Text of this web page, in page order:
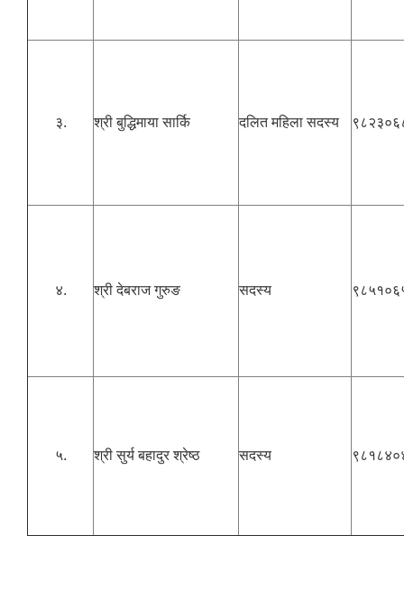
३. श्री बुद्धिमाया सार्कि दलित महिला सदस्य
४. श्री देबराज गुरुङ सदस्य
५. श्री सुर्य बहादुर श्रेष्ठ सदस्य